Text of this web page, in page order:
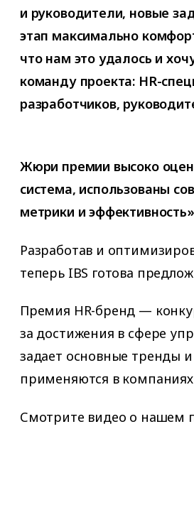
и руководители, новые
этап максимально
что нам это удалось и
команду проекта: HR-
разработчиков,
Жюри премии высоко
система, использованы
метрики и
Разработав и
теперь IBS готова
Премия HR-бренд —
за достижения в сфере
задает основные тренды
применяются в
Смотрите видео о нашем